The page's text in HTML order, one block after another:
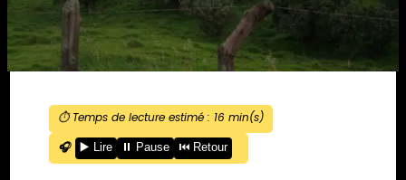
⏱️ Temps de lecture estimé : 16 min(s)
🎧
▶️ Lire ⏸️ Pause ⏮️ Retour